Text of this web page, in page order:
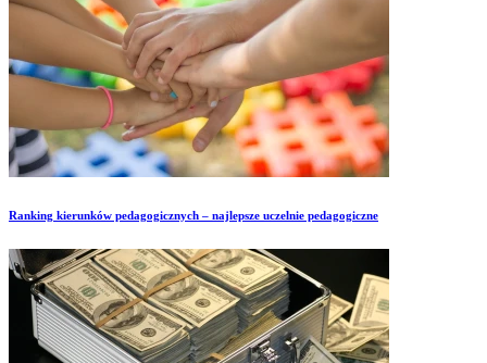
Ranking kierunków pedagogicznych – najlepsze uczelnie pedagogiczne